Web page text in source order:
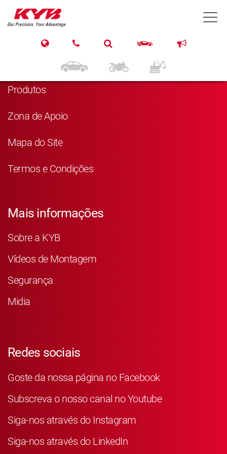
Navegação
Página Principal
Produtos
Zona de Apoio
Mapa do Site
Termos e Condições
Mais informações
Sobre a KYB
Vídeos de Montagem
Segurança
Midia
Redes sociais
Goste da nossa página no Facebook
Subscreva o nosso canal no Youtube
Siga-nos através do Instagram
Siga-nos através do LinkedIn